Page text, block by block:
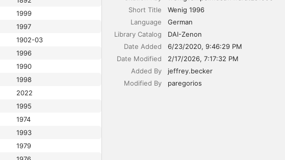
1999
1997
1902-03
1996
1990
1998
2022
1995
1974
1993
1979
Short Title
Wenig 1996
Language
German
Library Catalog
DAI-Zenon
Date Added
6/23/2020, 9:46:29 PM
Date Modified
2/17/2026, 7:17:32 PM
Added By
jeffrey.becker
Modified By
paregorios